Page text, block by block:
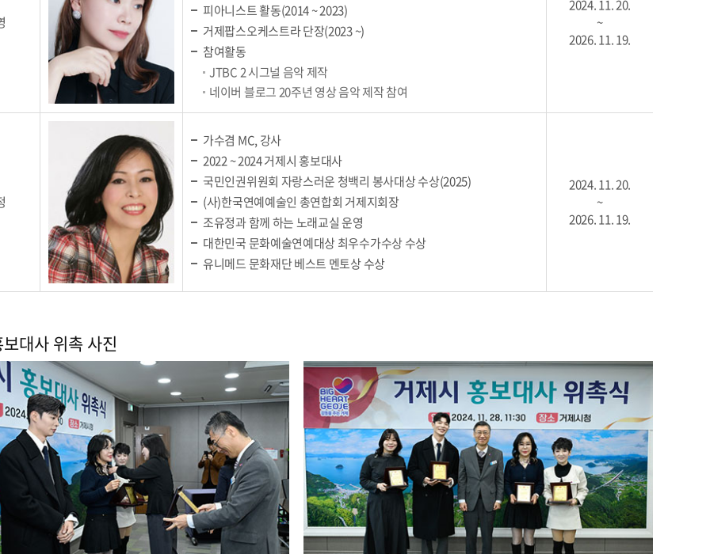
피아니스트 활동(2014 ~ 2023)
거제팝스오케스트라 단장(2023 ~)
참여활동
JTBC 2 시그널 음악 제작
네이버 블로그 20주년 영상 음악 제작 참여
2024. 11. 20.
~
2026. 11. 19.
가수겸 MC, 강사
2022 ~ 2024 거제시 홍보대사
국민인권위원회 자랑스러운 청백리 봉사대상 수상(2025)
(사)한국연예예술인 총연합회 거제지회장
조유정과 함께 하는 노래교실 운영
대한민국 문화예술연예대상 최우수가수상 수상
유니메드 문화재단 베스트 멘토상 수상
2024. 11. 20.
~
2026. 11. 19.
대사 위촉 사진